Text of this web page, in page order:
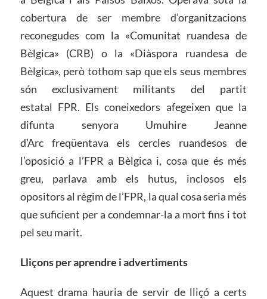
cobertura de ser membre d’organitzacions
reconegudes com la «Comunitat ruandesa de
Bèlgica» (CRB) o la «Diàspora ruandesa de
Bèlgica», però tothom sap que els seus membres
són exclusivament militants del partit
estatal FPR. Els coneixedors afegeixen que la
difunta senyora Umuhire Jeanne
d’Arc freqüentava els cercles ruandesos de
l’oposició a l’FPR a Bèlgica i, cosa que és més
greu, parlava amb els hutus, inclosos els
opositors al règim de l’FPR, la qual cosa seria més
que suficient per a condemnar-la a mort fins i tot
pel seu marit.
Lliçons per aprendre i advertiments
Aquest drama hauria de servir de lliçó a certs